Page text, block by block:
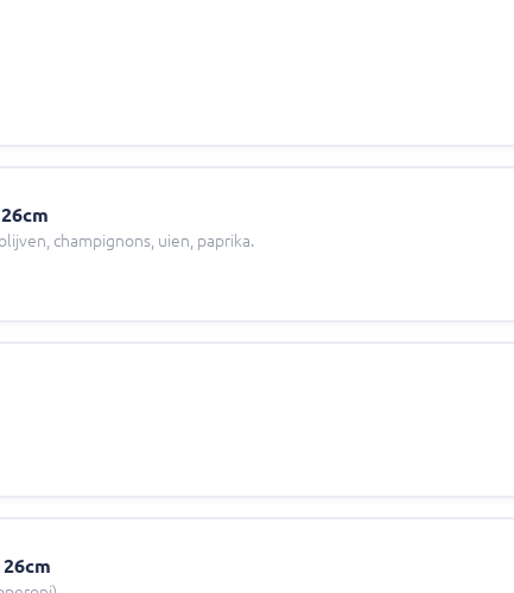
champignons, uien, paprika.